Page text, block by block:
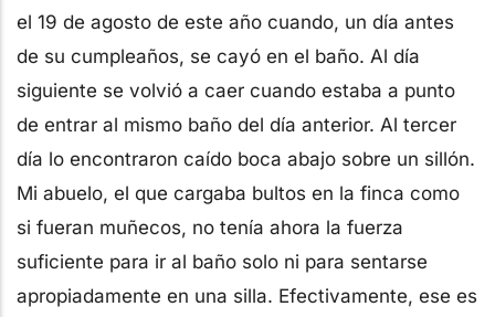
el 19 de agosto de este año cuando, un día antes
de su cumpleaños, se cayó en el baño. Al día
siguiente se volvió a caer cuando estaba a punto
de entrar al mismo baño del día anterior. Al tercer
día lo encontraron caído boca abajo sobre un sillón.
Mi abuelo, el que cargaba bultos en la finca como
si fueran muñecos, no tenía ahora la fuerza
suficiente para ir al baño solo ni para sentarse
apropiadamente en una silla. Efectivamente, ese es